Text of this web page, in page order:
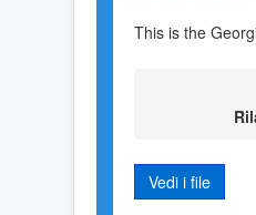
This is the
Vedi i file